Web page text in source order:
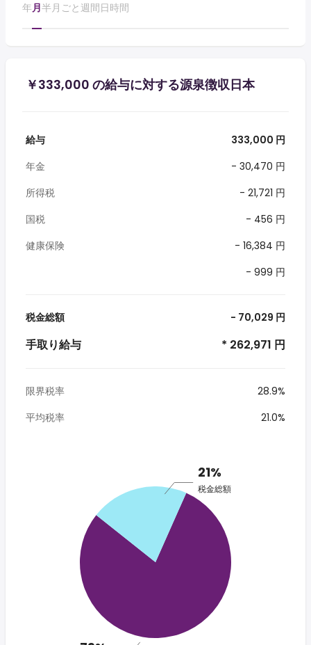
年月半月ごと週間日時間
￥333,000 の給与に対する源泉徴収日本
給与
333,000 円
年金
- 30,470 円
所得税
- 21,721 円
国税
- 456 円
健康保険
- 16,384 円
- 999 円
税金総額 - 70,029 円
手取り給与 * 262,971 円
限界税率
28.9%
平均税率
21.0%
21%
税金総額